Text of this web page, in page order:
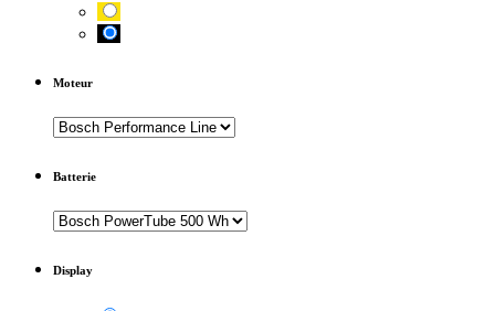
Moteur
Batterie
Display